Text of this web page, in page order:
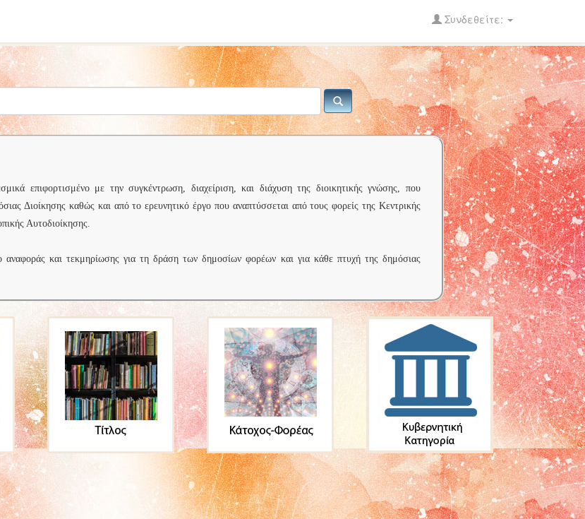
Συνδεθείτε:
επιφορτισμένο με την συγκέντρωση, διαχείριση, και διάχυση της διοικητικής γνώσης, που
Διοίκησης καθώς και από το ερευνητικό έργο που αναπτύσσεται από τους φορείς της Κεντρικής
Αυτοδιοίκησης.
αναφοράς και τεκμηρίωσης για τη δράση των δημοσίων φορέων και για κάθε πτυχή της δημόσιας